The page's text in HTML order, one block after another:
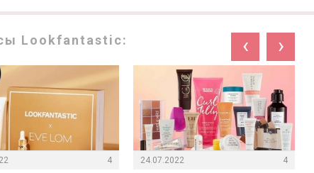
Lookfantastic: ‹ ›
4 24.07.2022 4